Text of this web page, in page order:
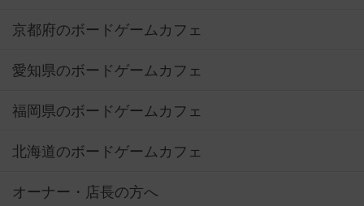
京都府のボードゲームカフェ
愛知県のボードゲームカフェ
福岡県のボードゲームカフェ
北海道のボードゲームカフェ
オーナー・店長の方へ